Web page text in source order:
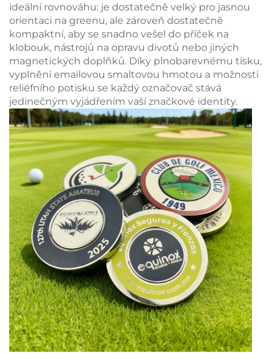
ideální rovnováhu: je dostatečně velký pro jasnou
orientaci na greenu, ale zároveň dostatečně
kompaktní, aby se snadno vešel do příček na
klobouk, nástrojů na opravu divotů nebo jiných
magnetických doplňků. Díky plnobarevnému tisku,
vyplnění emailovou smaltovou hmotou a možnosti
reliéfního potisku se každý označovač stává
jedinečným vyjádřením vaší značkové identity.